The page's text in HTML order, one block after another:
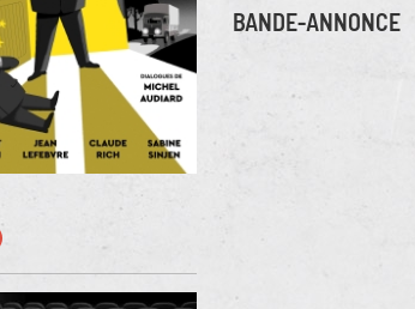
BANDE-ANNONCE